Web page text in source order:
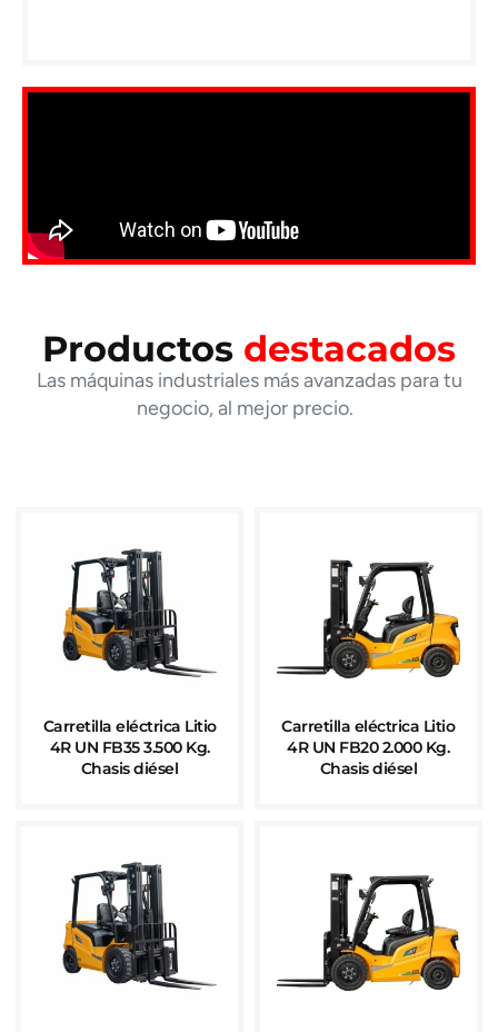
Productos destacados
Las máquinas industriales más avanzadas para tu
negocio, al mejor precio.
Carretilla eléctrica Litio
4R UN FB35 3.500 Kg.
Chasis diésel
Carretilla eléctrica Litio
4R UN FB20 2.000 Kg.
Chasis diésel